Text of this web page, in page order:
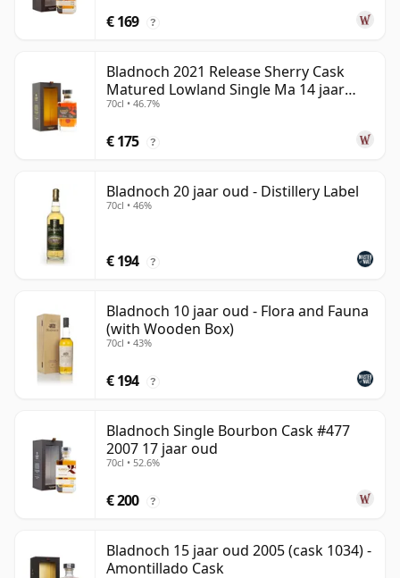
€ 169 ?
Bladnoch 2021 Release Sherry Cask
Matured Lowland Single Ma 14 jaar
oud
70cl • 46.7%
€ 175 ?
Bladnoch 20 jaar oud - Distillery Label
70cl • 46%
€ 194 ?
Bladnoch 10 jaar oud - Flora and Fauna
(with Wooden Box)
70cl • 43%
€ 194 ?
Bladnoch Single Bourbon Cask #477
2007 17 jaar oud
70cl • 52.6%
€ 200 ?
Bladnoch 15 jaar oud 2005 (cask 1034) -
Amontillado Cask